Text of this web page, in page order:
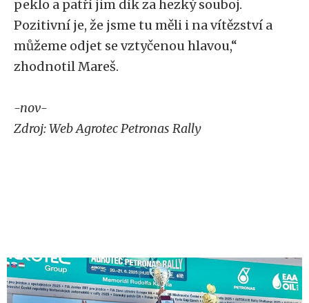
peklo a patří jim dík za hezký souboj.
Pozitivní je, že jsme tu měli i na vítězství a
můžeme odjet se vztyčenou hlavou,“
zhodnotil Mareš.
-nov-
Zdroj: Web Agrotec Petronas Rally